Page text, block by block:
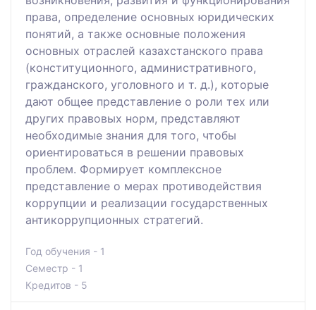
права, определение основных юридических
понятий, а также основные положения
основных отраслей казахстанского права
(конституционного, административного,
гражданского, уголовного и т. д.), которые
дают общее представление о роли тех или
других правовых норм, представляют
необходимые знания для того, чтобы
ориентироваться в решении правовых
проблем. Формирует комплексное
представление о мерах противодействия
коррупции и реализации государственных
антикоррупционных стратегий.
Год обучения - 1
Семестр - 1
Кредитов - 5